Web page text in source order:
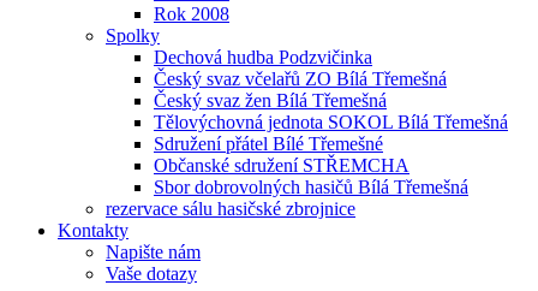
Rok 2008
Spolky
Dechová hudba Podzvičinka
Český svaz včelařů ZO Bílá Třemešná
Český svaz žen Bílá Třemešná
Tělovýchovná jednota SOKOL Bílá Třemešná
Sdružení přátel Bílé Třemešné
Občanské sdružení STŘEMCHA
Sbor dobrovolných hasičů Bílá Třemešná
rezervace sálu hasičské zbrojnice
Kontakty
Napište nám
Vaše dotazy